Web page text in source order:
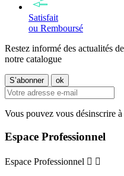
Satisfait
ou Remboursé
Restez informé des actualités
notre catalogue
Vous pouvez vous désinscrire
Espace Professionnel
Espace Professionnel  